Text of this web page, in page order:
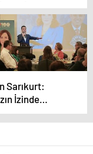
Ödemiş’i
etti Helviş
katıldı
Sarıkurt:
İzinde
Devam